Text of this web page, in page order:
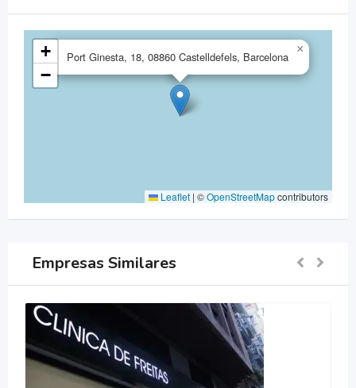
Port Ginesta, 18, 08860 Castelldefels, Barcelona
×
+
−
Leaflet | ©OpenStreetMapcontributors
Empresas Similares